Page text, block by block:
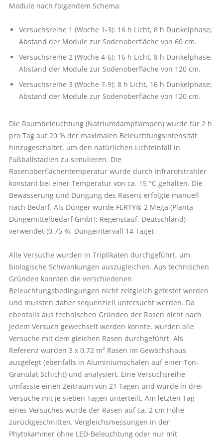
Module nach folgendem Schema:
Versuchsreihe 1 (Woche 1-3): 16 h Licht, 8 h Dunkelphase;
Abstand der Module zur Sodenoberfläche von 60 cm.
Versuchsreihe 2 (Woche 4-6): 16 h Licht, 8 h Dunkelphase;
Abstand der Module zur Sodenoberfläche von 120 cm.
Versuchsreihe 3 (Woche 7-9): 8 h Licht, 16 h Dunkelphase;
Abstand der Module zur Sodenoberfläche von 120 cm.
Die Raumbeleuchtung (Natriumdampflampen) wurde für 2 h
pro Tag auf ­20 % der maximalen Beleuchtungsintensität
hinzugeschaltet, um den natürlichen Lichteinfall in
Fußballstadien zu simulieren. Die
Rasenoberflächentemperatur wurde durch Infrarotstrahler
konstant bei einer Temperatur von ca. 15 °C gehalten. Die
Bewässerung und Düngung des Rasens erfolgte manuell
nach Bedarf. Als Dünger wurde FERTY® 2 Mega (Planta
Düngemittelbedarf GmbH; Regenstauf, Deutschland)
verwendet (0,75 %, Düngeintervall 14 Tage).
Alle Versuche wurden in Triplikaten durchgeführt, um
biologische Schwankungen auszugleichen. Aus technischen
Gründen konnten die verschiedenen
Beleuchtungsbedingungen nicht zeitgleich getestet werden
und mussten daher sequenziell untersucht werden. Da
ebenfalls aus technischen Gründen der Rasen nicht nach
jedem Versuch gewechselt werden konnte, wurden alle
Versuche mit dem gleichen Rasen durchgeführt. Als
Referenz wurden 3 x 0,72 m² Rasen im Gewächshaus
ausgelegt (ebenfalls in Aluminiumschalen auf einer Ton-
Granulat Schicht) und analysiert. Eine Versuchsreihe
umfasste einen Zeitraum von 21 Tagen und wurde in drei
Versuche mit je sieben Tagen unterteilt. Am letzten Tag
eines Versuches wurde der Rasen auf ca. 2 cm Höhe
zurückgeschnitten. Vergleichsmessungen in der
Phytokammer ohne LED-Beleuchtung oder nur mit